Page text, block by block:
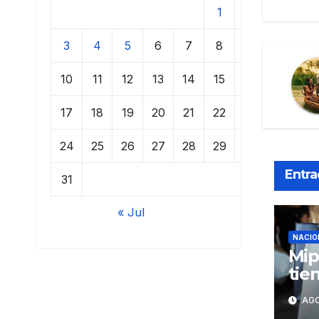
1
3 4 5 6 7 8
10 11 12 13 14 15
17 18 19 20 21 22
24 25 26 27 28 29
31
« Jul
de